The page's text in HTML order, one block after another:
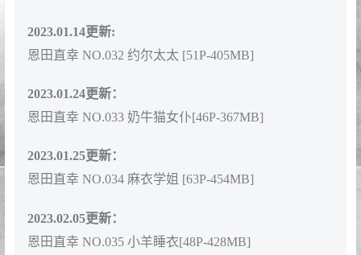
2023.01.14更新:
恩田直幸 NO.032 约尔太太 [51P-405MB]
2023.01.24更新：
恩田直幸 NO.033 奶牛猫女仆[46P-367MB]
2023.01.25更新：
恩田直幸 NO.034 麻衣学姐 [63P-454MB]
2023.02.05更新：
恩田直幸 NO.035 小羊睡衣[48P-428MB]